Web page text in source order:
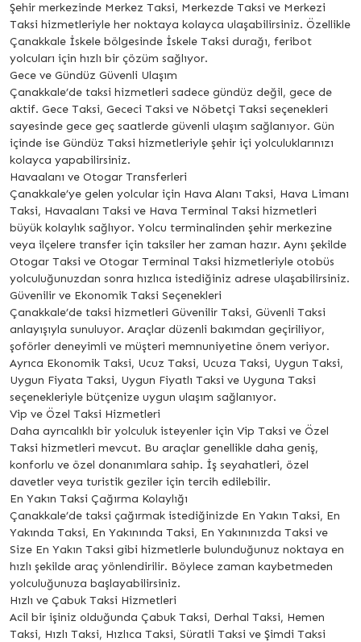
Şehir merkezinde Merkez Taksi, Merkezde Taksi ve Merkezi
Taksi hizmetleriyle her noktaya kolayca ulaşabilirsiniz. Özellikle
Çanakkale İskele bölgesinde İskele Taksi durağı, feribot
yolcuları için hızlı bir çözüm sağlıyor.
Gece ve Gündüz Güvenli Ulaşım
Çanakkale’de taksi hizmetleri sadece gündüz değil, gece de
aktif. Gece Taksi, Gececi Taksi ve Nöbetçi Taksi seçenekleri
sayesinde gece geç saatlerde güvenli ulaşım sağlanıyor. Gün
içinde ise Gündüz Taksi hizmetleriyle şehir içi yolculuklarınızı
kolayca yapabilirsiniz.
Havaalanı ve Otogar Transferleri
Çanakkale’ye gelen yolcular için Hava Alanı Taksi, Hava Limanı
Taksi, Havaalanı Taksi ve Hava Terminal Taksi hizmetleri
büyük kolaylık sağlıyor. Yolcu terminalinden şehir merkezine
veya ilçelere transfer için taksiler her zaman hazır. Aynı şekilde
Otogar Taksi ve Otogar Terminal Taksi hizmetleriyle otobüs
yolculuğunuzdan sonra hızlıca istediğiniz adrese ulaşabilirsiniz.
Güvenilir ve Ekonomik Taksi Seçenekleri
Çanakkale’de taksi hizmetleri Güvenilir Taksi, Güvenli Taksi
anlayışıyla sunuluyor. Araçlar düzenli bakımdan geçiriliyor,
şoförler deneyimli ve müşteri memnuniyetine önem veriyor.
Ayrıca Ekonomik Taksi, Ucuz Taksi, Ucuza Taksi, Uygun Taksi,
Uygun Fiyata Taksi, Uygun Fiyatlı Taksi ve Uyguna Taksi
seçenekleriyle bütçenize uygun ulaşım sağlanıyor.
Vip ve Özel Taksi Hizmetleri
Daha ayrıcalıklı bir yolculuk isteyenler için Vip Taksi ve Özel
Taksi hizmetleri mevcut. Bu araçlar genellikle daha geniş,
konforlu ve özel donanımlara sahip. İş seyahatleri, özel
davetler veya turistik geziler için tercih edilebilir.
En Yakın Taksi Çağırma Kolaylığı
Çanakkale’de taksi çağırmak istediğinizde En Yakın Taksi, En
Yakında Taksi, En Yakınında Taksi, En Yakınınızda Taksi ve
Size En Yakın Taksi gibi hizmetlerle bulunduğunuz noktaya en
hızlı şekilde araç yönlendirilir. Böylece zaman kaybetmeden
yolculuğunuza başlayabilirsiniz.
Hızlı ve Çabuk Taksi Hizmetleri
Acil bir işiniz olduğunda Çabuk Taksi, Derhal Taksi, Hemen
Taksi, Hızlı Taksi, Hızlıca Taksi, Süratli Taksi ve Şimdi Taksi